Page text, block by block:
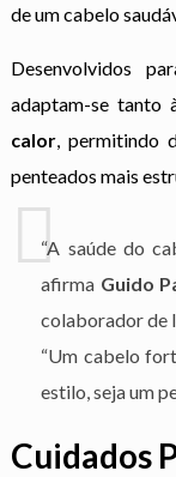
de um cabelo
Desenvolvidos
adaptam-se tanto
calor , permitindo
penteados mais
“A saúde do
afirma Guido
colaborador de
“Um cabelo
estilo, seja um
Cuidados